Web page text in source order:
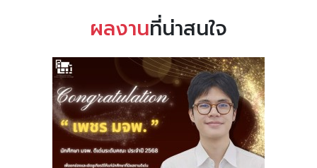
ผลงานที่น่าสนใจ